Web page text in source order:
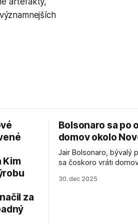
Kim
za
Bolsonaro sa po
domov okolo
Jair Bolsonaro, bývalý
sa čoskoro vráti
30. dec 2025